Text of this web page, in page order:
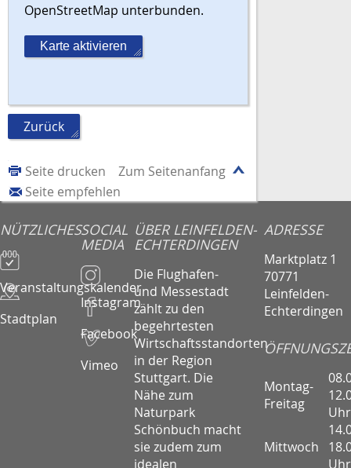
OpenStreetMap unterbunden.
Karte aktivieren
Zurück
Zum Seitenanfang
Seite drucken
Seite empfehlen
NÜTZLICHES
Veranstaltungskalender
Stadtplan
SOCIAL
MEDIA
Instagram
Facebook
Vimeo
ÜBER LEINFELDEN-
ECHTERDINGEN
Die Flughafen-
und Messestadt
zählt zu den
begehrtesten
Wirtschaftsstandorten
in der Region
Stuttgart. Die
Nähe zum
Naturpark
Schönbuch macht
sie zudem zum
idealen
ADRESSE
Marktplatz 1
70771
Leinfelden-
Echterdingen
Montag-
Freitag
Uhr
Mittwoch
Uhr